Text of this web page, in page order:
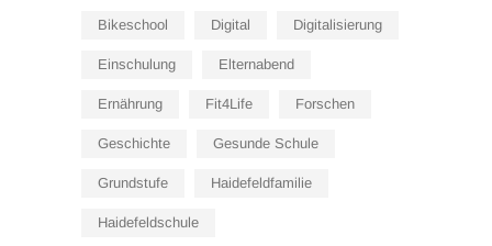
Bikeschool Digital Digitalisierung
Einschulung Elternabend
Ernährung Fit4Life Forschen
Geschichte Gesunde Schule
Grundstufe Haidefeldfamilie
Haidefeldschule